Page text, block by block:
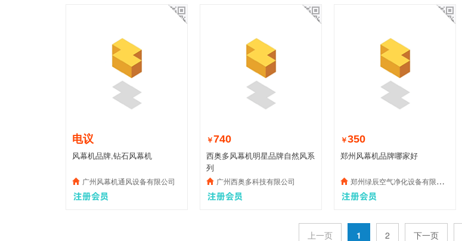
电议
风幕机品牌,钻石风幕机
广州风幕机通风设备有限公司
￥740
西奥多风幕机明星品牌自然风系
列
广州西奥多科技有限公司
￥350
郑州风幕机品牌哪家好
郑州绿辰空气净化设备有限公司
上一页 1 2 下一页